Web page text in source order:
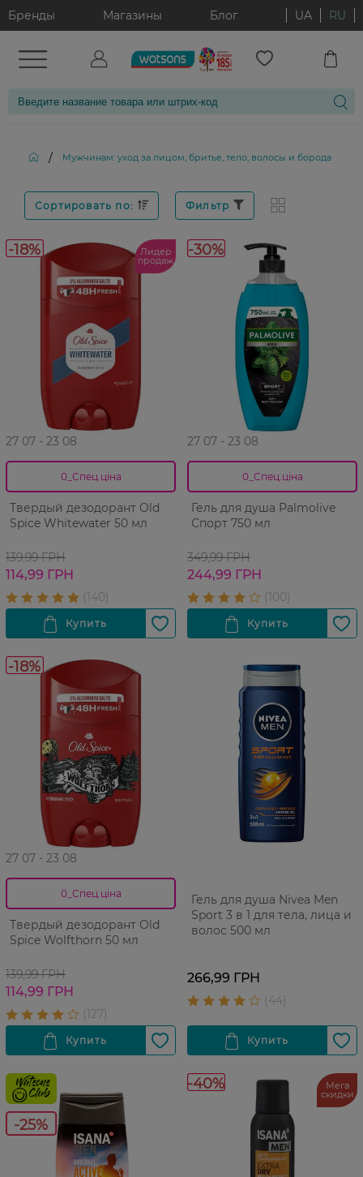
Бренды Магазины Блог UA RU
/ Мужчинам: уход за лицом, бритье, тело, волосы и борода
Сортировать по: Фильтр
-18% Лидер
продаж
27 07 - 23 08
0_Спец.ціна
Твердый дезодорант Old
Spice Whitewater 50 мл
139,99 ГРН
114,99 ГРН
-30%
27 07 - 23 08
0_Спец.ціна
Гель для душа Palmolive
Спорт 750 мл
349,99 ГРН
244,99 ГРН
-18%
27 07 - 23 08
0_Спец.ціна
Твердый дезодорант Old
Spice Wolfthorn 50 мл
139,99 ГРН
114,99 ГРН
Гель для душа Nivea Men
Sport 3 в 1 для тела, лица и
волос 500 мл
266,99 ГРН
-25%
-40% Мега
скидки